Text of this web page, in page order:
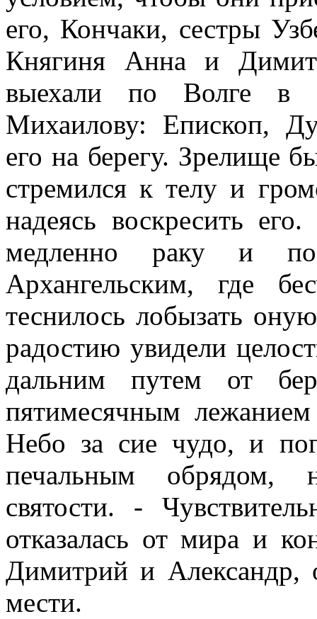
его, Кончаки, сестры
Княгиня Анна и
выехали по Волге в
Михаилову: Епископ,
его на берегу. Зрелище
стремился к телу и
надеясь воскресить
медленно раку и
Архангельским, где
теснилось лобызать
радостию увидели
дальним путем от
пятимесячным
Небо за сие чудо, и
печальным обрядом,
святости. -
отказалась от мира и
Димитрий и Александр,
мести.